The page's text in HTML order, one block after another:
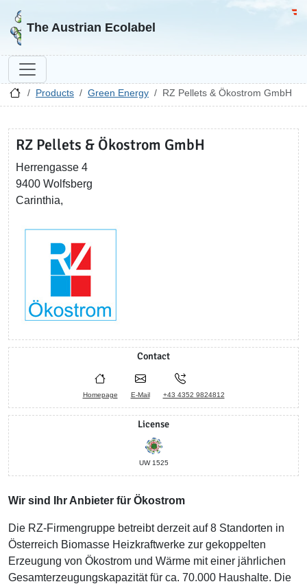
Go to homepage
The Austrian Ecolabel
Products Green Energy RZ Pellets & Ökostrom GmbH
RZ Pellets & Ökostrom GmbH
Herrengasse 4
9400 Wolfsberg
Carinthia,
Contact
Homepage E-Mail +43 4352 9824812
License
UW 1525
Wir sind Ihr Anbieter für Ökostrom
Die RZ-Firmengruppe betreibt derzeit auf 8 Standorten in
Österreich Biomasse Heizkraftwerke zur gekoppelten
Erzeugung von Ökostrom und Wärme mit einer jährlichen
Gesamterzeugungskapazität für ca. 70.000 Haushalte. Die